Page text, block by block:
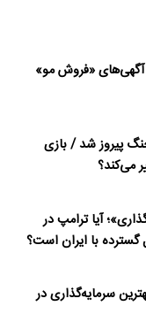
آگهی‌های «فروش مو»
پیروز شد / بازی
می‌کند؟
آیا ترامپ در
گسترده با ایران است؟
سرمایه‌گذاری در